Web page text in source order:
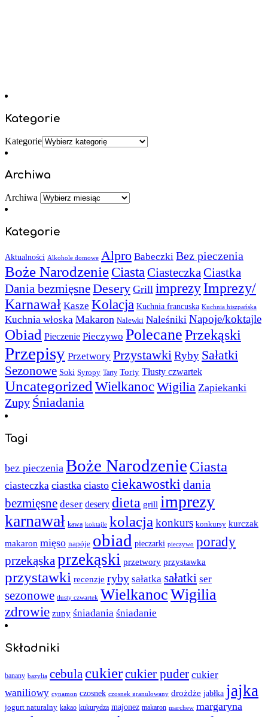
Kategorie
Kategorie
Archiwa
Archiwa
Kategorie
Aktualności Alkohole domowe Alpro Babeczki Bez pieczenia
Boże NarodzenieCiastaCiasteczkaCiastka
Dania bezmięsneDesery Grill imprezy Imprezy/
Karnawał Kasze Kolacja Kuchnia francuska Kuchnia hiszpańska
Kuchnia włoska Makaron Nalewki Naleśniki Napoje/koktajle
Obiad Pieczenie Pieczywo PolecanePrzekąski
Przepisy Przetwory PrzystawkiRyby Sałatki
Sezonowe Soki Syropy Tarty Torty Tłusty czwartek
UncategorizedWielkanocWigilia Zapiekanki
Zupy Śniadania
Tagi
bez pieczenia Boże Narodzenie Ciasta
ciasteczka ciastka ciasto ciekawostki dania
bezmięsne deser desery dieta grill imprezy
karnawał kawa koktajle kolacja konkurs konkursy kurczak
makaron mięso napóje obiad pieczarki pieczywo porady
przekąskaprzekąski przetwory przystawka
przystawki recenzje ryby sałatka sałatki ser
sezonowe tłusty czwartek WielkanocWigilia
zdrowie zupy śniadania śniadanie
Składniki
banany bazylia cebula cukiercukier puder cukier
waniliowy cynamon czosnek czosnek granulowany drożdże jabłka jajka
jogurt naturalny kakao kukurydza majonez makaron marchew margaryna